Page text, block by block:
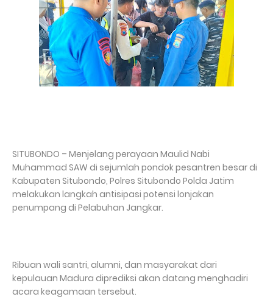
SITUBONDO – Menjelang perayaan Maulid Nabi
Muhammad SAW di sejumlah pondok pesantren besar di
Kabupaten Situbondo, Polres Situbondo Polda Jatim
melakukan langkah antisipasi potensi lonjakan
penumpang di Pelabuhan Jangkar.
Ribuan wali santri, alumni, dan masyarakat dari
kepulauan Madura diprediksi akan datang menghadiri
acara keagamaan tersebut.